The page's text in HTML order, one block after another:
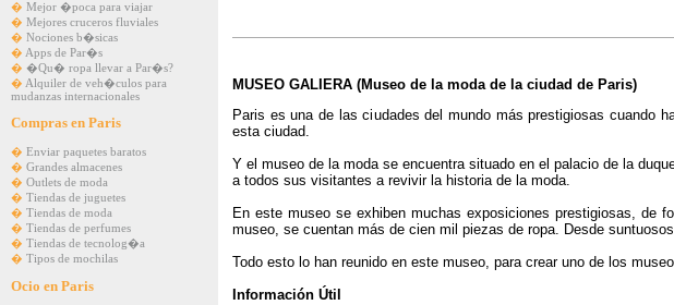
� Mejor �poca para viajar
� Mejores cruceros fluviales
� Nociones b�sicas
� Apps de Par�s
� �Qu� ropa llevar a Par�s?
� Alquiler de veh�culos para
mudanzas internacionales
Compras en Paris
� Enviar paquetes baratos
� Grandes almacenes
� Outlets de moda
� Tiendas de juguetes
� Tiendas de moda
� Tiendas de perfumes
� Tiendas de tecnolog�a
� Tipos de mochilas
Ocio en Paris
MUSEO GALIERA (Museo de la moda de la ciudad de Paris)
Paris es una de las ciudades del mundo más prestigiosas cuando
esta ciudad.
Y el museo de la moda se encuentra situado en el palacio de la
a todos sus visitantes a revivir la historia de la moda.
En este museo se exhiben muchas exposiciones prestigiosas, de
museo, se cuentan más de cien mil piezas de ropa. Desde
Todo esto lo han reunido en este museo, para crear uno de los
Información Útil